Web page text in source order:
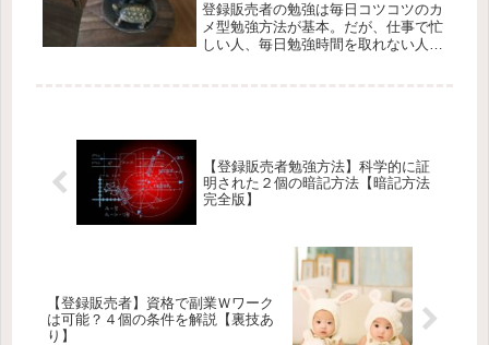
登録販売者の勉強は毎日コツコツのカ
メ型勉強方法が基本。だが、仕事で忙
しい人、毎日勉強時間を取れない人
【登録販売者勉強方法】科学的に証
明された２個の暗記方法【暗記方法
完全版】
【登録販売者】資格で副業Ｗワーク
は可能？４個の条件を解説【裏技あ
り】